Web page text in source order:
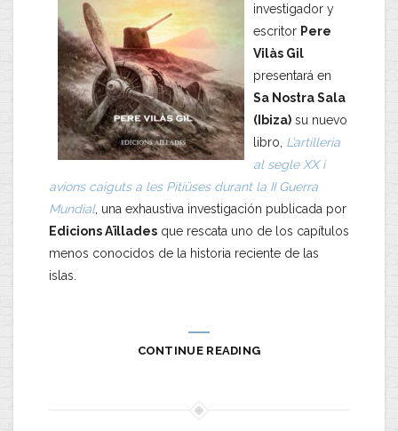
investigador y
escritor Pere
Vilàs Gil
presentará en
Sa Nostra Sala
(Ibiza) su nuevo
libro, L’artilleria
al segle XX i
avions caiguts a les Pitiüses durant la II Guerra
Mundial, una exhaustiva investigación publicada por
Edicions Aïllades que rescata uno de los capítulos
menos conocidos de la historia reciente de las
islas.
CONTINUE READING